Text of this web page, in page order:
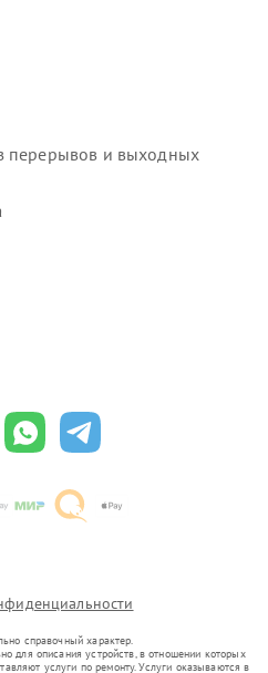
перерывов и выходных
справочный характер.
для описания устройств, в отношении которых
услуги по ремонту. Услуги оказываются в